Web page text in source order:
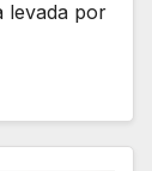
levada por